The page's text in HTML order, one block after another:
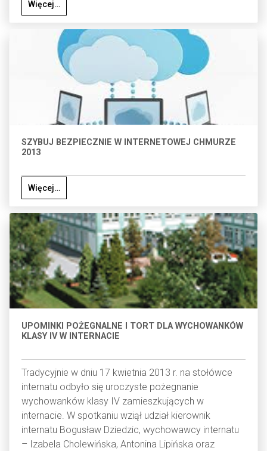
Więcej…
SZYBUJ BEZPIECZNIE W INTERNETOWEJ CHMURZE
2013
Więcej…
UPOMINKI POŻEGNALNE I TORT DLA WYCHOWANKÓW
KLASY IV W INTERNACIE
Tradycyjnie w dniu 17 kwietnia 2013 r. na stołówce
internatu odbyło się uroczyste pożegnanie
wychowanków klasy IV zamieszkujących w
internacie. W spotkaniu wziął udział kierownik
internatu Bogusław Dziedzic, wychowawcy internatu
– Izabela Cholewińska, Antonina Lipińska oraz